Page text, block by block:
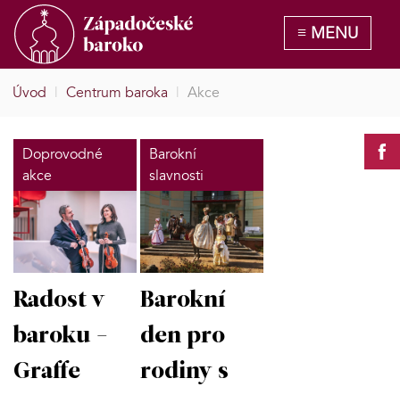
Úvod | Centrum baroka | Akce
Doprovodné
akce
Radost v
baroku -
Graffe
Barokní
slavnosti
Barokní
den pro
rodiny s